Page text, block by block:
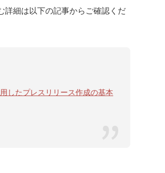
詳細は以下の記事からご確認くだ
したプレスリリース作成の基本